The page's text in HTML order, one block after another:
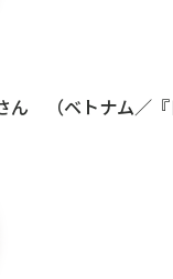
（ベトナム／『日